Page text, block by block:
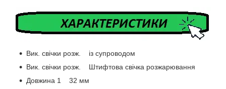
Вик. свічки розж. із супроводом
Вик. свічки розж. Штифтова свічка розжарювання
Довжина 1 32 мм